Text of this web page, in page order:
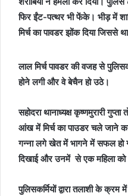
फिर ईंट-पत्थर भी फेंके। भीड़ में
मिर्च का पावडर झोंक दिया जिससे
लाल मिर्च पावडर की वजह से
होने लगी और वे बेचैन हो उठे।
सहोदरा थानाध्यक्ष कृष्णमुरारी
आंख में मिर्च का पाउडर चले जाने
गन्ना लगे खेत में भागने में सफल हो
दिखाई और उनमें से एक महिला को
पुलिसकर्मियों द्वारा तलाशी के